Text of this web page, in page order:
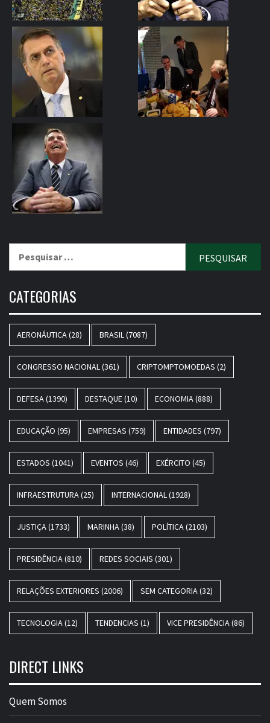
CATEGORIAS
AERONÁUTICA(28) BRASIL(7087)
CONGRESSO NACIONAL(361) CRIPTOMPTOMOEDAS (2)
DEFESA(1390) DESTAQUE(10) ECONOMIA(888)
EDUCAÇÃO (95) EMPRESAS (759) ENTIDADES (797)
ESTADOS (1041) EVENTOS (46) EXÉRCITO (45)
INFRAESTRUTURA(25) INTERNACIONAL(1928)
JUSTIÇA(1733) MARINHA(38) POLÍTICA(2103)
PRESIDÊNCIA(810) REDES SOCIAIS (301)
RELAÇÕES EXTERIORES (2006) SEM CATEGORIA(32)
TECNOLOGIA(12) TENDENCIAS (1) VICE PRESIDÊNCIA(86)
DIRECT LINKS
Quem Somos